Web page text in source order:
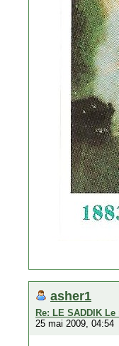
asher1
Re: LE SADDIK
25 mai 2009, 04:54